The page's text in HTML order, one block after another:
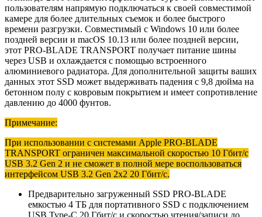
пользователям напрямую подключаться к своей совместимой
камере для более длительных съемок и более быстрого
времени разгрузки. Совместимый с Windows 10 или более
поздней версии и macOS 10.13 или более поздней версии,
этот PRO-BLADE TRANSPORT получает питание шины
через USB и охлаждается с помощью встроенного
алюминиевого радиатора. Для дополнительной защиты ваших
данных этот SSD может выдерживать падения с 9,8 дюйма на
бетонном полу с ковровым покрытием и имеет сопротивление
давлению до 4000 фунтов.
Примечание:
При использовании с системами Apple PRO-BLADE
TRANSPORT ограничен максимальной скоростью 10 Гбит/с
USB 3.2 Gen 2 и не сможет в полной мере воспользоваться
интерфейсом USB 3.2 Gen 2x2 20 Гбит/с.
Предварительно загруженный SSD PRO-BLADE
емкостью 4 ТБ для портативного SSD с подключением